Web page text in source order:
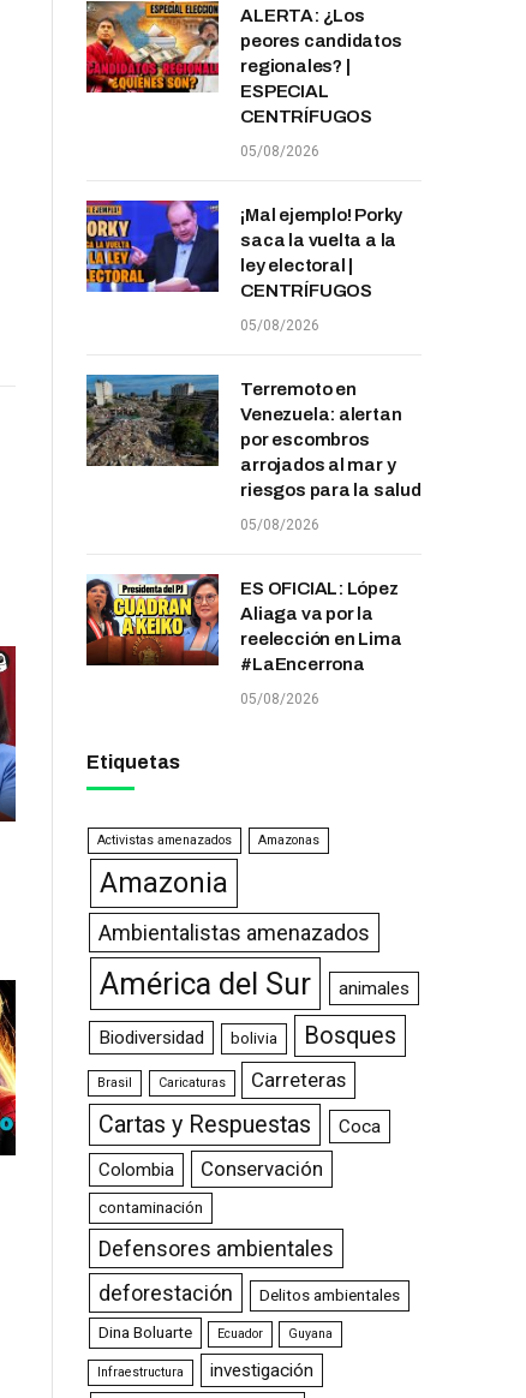
ALERTA: ¿Los
peores candidatos
regionales? |
ESPECIAL
CENTRÍFUGOS
05/08/2026
¡Mal ejemplo! Porky
saca la vuelta a la
ley electoral |
CENTRÍFUGOS
05/08/2026
Terremoto en
Venezuela: alertan
por escombros
arrojados al mar y
riesgos para la salud
05/08/2026
ES OFICIAL: López
Aliaga va por la
reelección en Lima
#LaEncerrona
05/08/2026
Etiquetas
Activistas amenazados Amazonas
Amazonia
Ambientalistas amenazados
América del Sur animales
Biodiversidad bolivia Bosques
Brasil Caricaturas Carreteras
Cartas y Respuestas
Coca
Colombia
Conservación
contaminación
Defensores ambientales
deforestación
Delitos ambientales
Dina Boluarte Ecuador Guyana
Infraestructura investigación